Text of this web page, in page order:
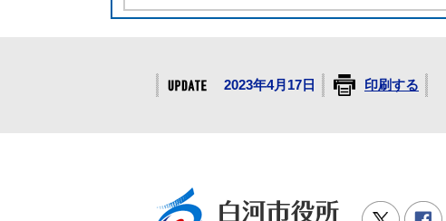
2023年4月17日 印刷する
白河市役所
Twitter